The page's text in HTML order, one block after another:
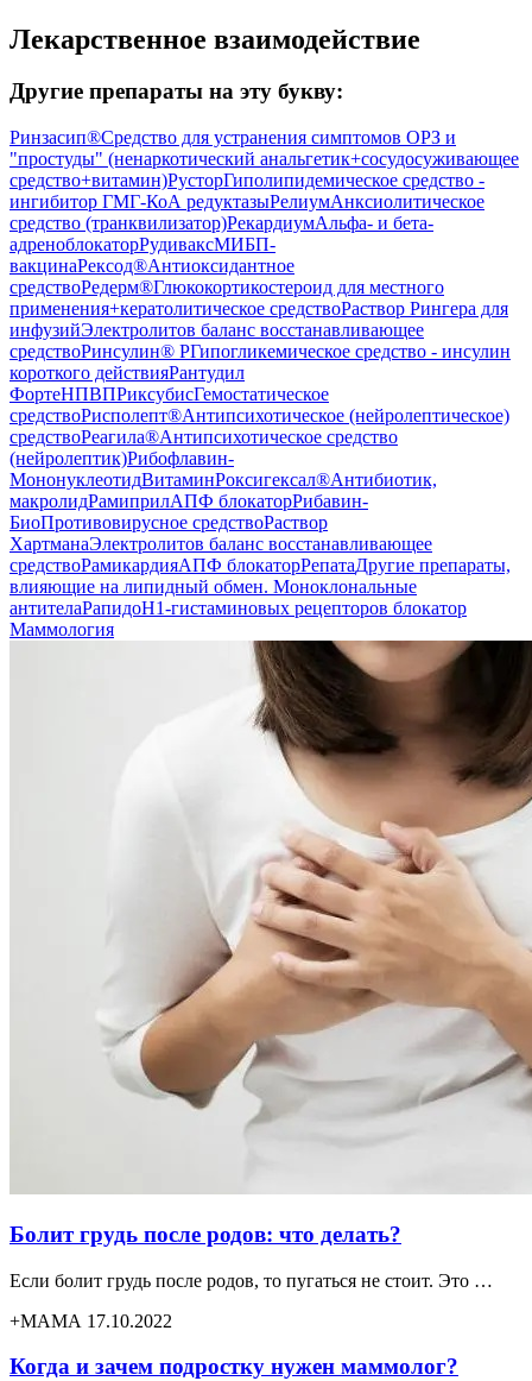
Лекарственное взаимодействие
Другие препараты на эту букву:
Ринзасип®Средство для устранения симптомов ОРЗ и
"простуды" (ненаркотический анальгетик+сосудосуживающее
средство+витамин)РусторГиполипидемическое средство -
ингибитор ГМГ-КоА редуктазыРелиумАнксиолитическое
средство (транквилизатор)РекардиумАльфа- и бета-
адреноблокаторРудиваксМИБП-
вакцинаРексод®Антиоксидантное
средствоРедерм®Глюкокортикостероид для местного
применения+кератолитическое средствоРаствор Рингера для
инфузийЭлектролитов баланс восстанавливающее
средствоРинсулин® РГипогликемическое средство - инсулин
короткого действияРантудил
ФортеНПВПРиксубисГемостатическое
средствоРисполепт®Антипсихотическое (нейролептическое)
средствоРеагила®Антипсихотическое средство
(нейролептик)Рибофлавин-
МононуклеотидВитаминРоксигексал®Антибиотик,
макролидРамиприлАПФ блокаторРибавин-
БиоПротивовирусное средствоРаствор
ХартманаЭлектролитов баланс восстанавливающее
средствоРамикардияАПФ блокаторРепатаДругие препараты,
влияющие на липидный обмен. Моноклональные
антителаРапидоH1-гистаминовых рецепторов блокатор
Маммология
Болит грудь после родов: что делать?
Если болит грудь после родов, то пугаться не стоит. Это …
+МАМА 17.10.2022
Когда и зачем подростку нужен маммолог?